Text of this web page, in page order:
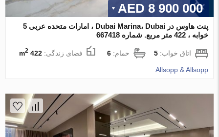
8 900 000 AED
پنت هاوس در Dubai Marina، Dubai ، امارات متحده عربی 5
خوابه ، 422 متر مربع. شماره 667418
اتاق خواب:5 حمام:6 فضای زندگی:422 m
2
Allsopp & Allsopp